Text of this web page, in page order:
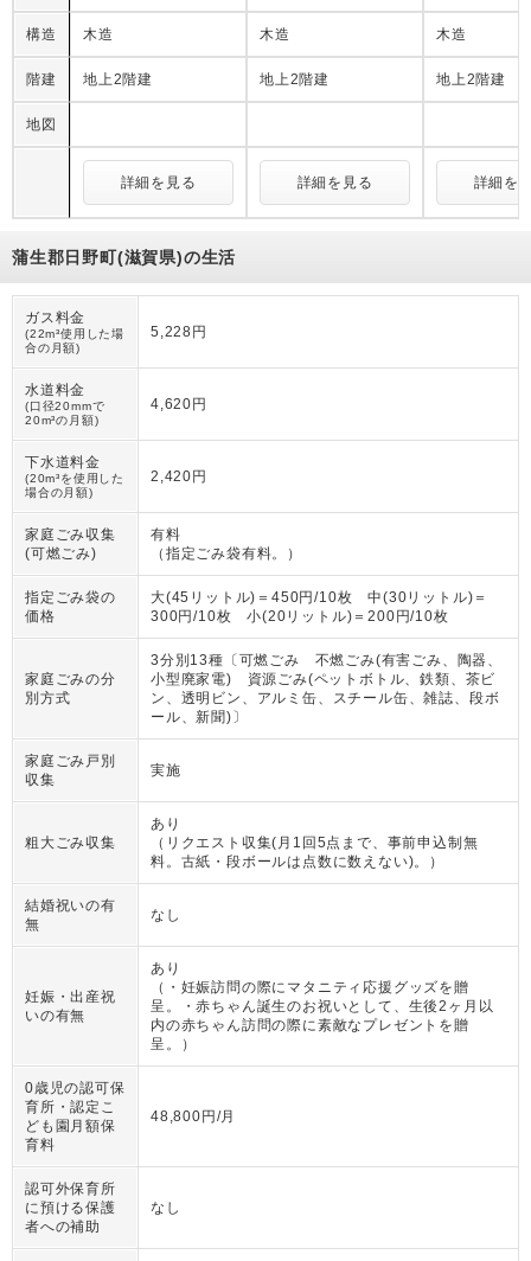
構造 木造 木造 木造
階建 地上2階建 地上2階建 地上2階建
地図
詳細を見る 詳細を見る 詳細を
蒲生郡日野町(滋賀県)の生活
ガス料金
(22m³使用した場
合の月額)
5,228円
水道料金
(口径20mmで
20m³の月額)
4,620円
下水道料金
(20m³を使用した
場合の月額)
2,420円
家庭ごみ収集
(可燃ごみ)
有料
（ 指定ごみ袋有料。 ）
指定ごみ袋の
価格
大(45リットル)＝450円/10枚 中(30リットル)＝
300円/10枚 小(20リットル)＝200円/10枚
家庭ごみの分
別方式
3分別13種〔可燃ごみ 不燃ごみ(有害ごみ、陶器、
小型廃家電) 資源ごみ(ペットボトル、鉄類、茶ビ
ン、透明ビン、アルミ缶、スチール缶、雑誌、段ボ
ール、新聞)〕
家庭ごみ戸別
収集
実施
粗大ごみ収集
あり
（ リクエスト収集(月1回5点まで、事前申込制無
料。古紙・段ボールは点数に数えない)。
）
結婚祝いの有
無
なし
妊娠・出産祝
いの有無
あり
（ ・妊娠訪問の際にマタニティ応援グッズを贈
呈。・赤ちゃん誕生のお祝いとして、生後2ヶ月以
内の赤ちゃん訪問の際に素敵なプレゼントを贈
呈。
）
0歳児の認可保
育所・認定こ
ども園月額保
育料
48,800円/月
認可外保育所
に預ける保護
者への補助
なし